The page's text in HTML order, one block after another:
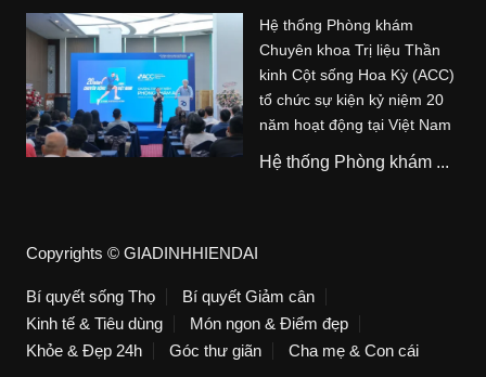
Hệ thống Phòng khám
Chuyên khoa Trị liệu Thần
kinh Cột sống Hoa Kỳ (ACC)
tổ chức sự kiện kỷ niệm 20
năm hoạt động tại Việt Nam
Hệ thống Phòng khám ...
Copyrights © GIADINHHIENDAI
Bí quyết sống Thọ
Bí quyết Giảm cân
Kinh tế & Tiêu dùng
Món ngon & Điểm đẹp
Khỏe & Đẹp 24h
Góc thư giãn Cha mẹ & Con cái